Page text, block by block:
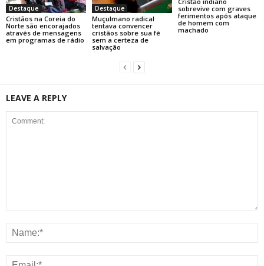
Destaque
Cristãos na Coreia do
Norte são encorajados
através de mensagens
em programas de rádio
Destaque
Muçulmano radical
tentava convencer
cristãos sobre sua fé
sem a certeza de
salvação
sobrevive com graves
ferimentos após ataque
de homem com
machado
LEAVE A REPLY